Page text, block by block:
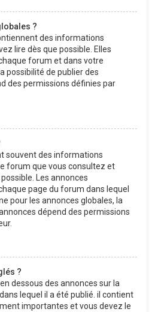
?
des informations
lire dès que possible. Elles
forum et dans votre
possibilité de publier des
des permissions définies par
souvent des informations
forum que vous consultez et
Les annonces
page du forum dans lequel
pour les annonces globales, la
dépend des permissions
?
dessous des annonces sur la
lequel il a été publié. il contient
importantes et vous devez le